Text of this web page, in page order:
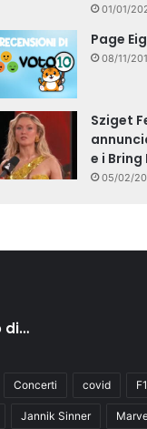
01/01/
Page
08/11/
Sziget
e i
05/02/
di…
Concerti covid F1
Jannik Sinner